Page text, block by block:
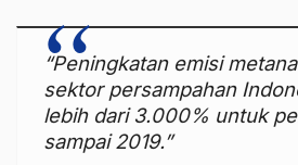
“Peningkatan emisi
sektor persampahan
lebih dari 3.000% untuk
sampai 2019.”